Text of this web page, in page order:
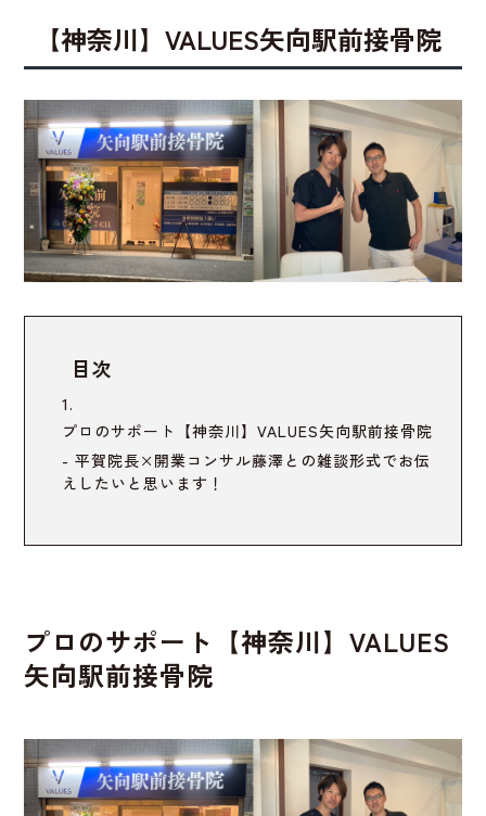
【神奈川】VALUES矢向駅前接骨院
目次
プロのサポート 【神奈川】VALUES矢向駅前接骨院
平賀院長×開業コンサル藤澤との雑談形式でお伝
えしたいと思います！
プロのサポート 【神奈川】VALUES
矢向駅前接骨院